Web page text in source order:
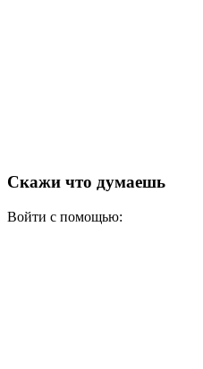
Скажи что думаешь
Войти с помощью: